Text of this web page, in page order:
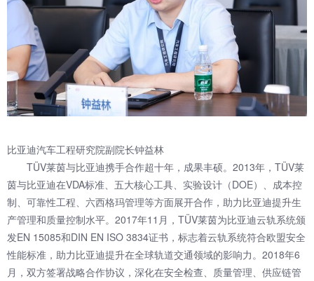
比亚迪汽车工程研究院副院长钟益林
TÜV莱茵与比亚迪携手合作超十年，成果丰硕。2013年，TÜV莱
茵与比亚迪在VDA标准、五大核心工具、实验设计（DOE）、成本控
制、可靠性工程、六西格玛管理等方面展开合作，助力比亚迪提升生
产管理和质量控制水平。2017年11月，TÜV莱茵为比亚迪云轨系统颁
发EN 15085和DIN EN ISO 3834证书，标志着云轨系统符合欧盟安全
性能标准，助力比亚迪提升在全球轨道交通领域的影响力。2018年6
月，双方签署战略合作协议，深化在安全检查、质量管理、供应链管